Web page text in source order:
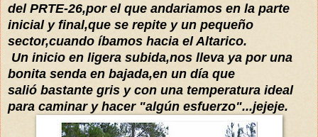
del PRTE-26,por el que andariamos en la parte
inicial y final,que se repite y un pequeño
sector,cuando íbamos hacia el Altarico.
Un inicio en ligera subida,nos lleva ya por una
bonita senda en bajada,en un día que
salió bastante gris y con una temperatura ideal
para caminar y hacer "algún esfuerzo"...jejeje.